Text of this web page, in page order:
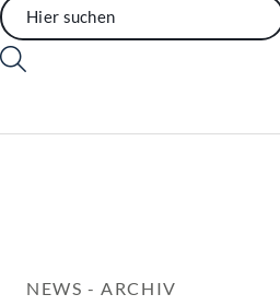
NEWS - ARCHIV